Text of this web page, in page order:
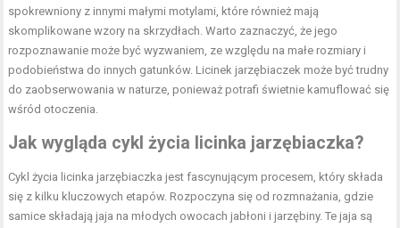
spokrewniony z innymi małymi motylami, które również mają
skomplikowane wzory na skrzydłach. Warto zaznaczyć, że jego
rozpoznawanie może być wyzwaniem, ze względu na małe rozmiary i
podobieństwa do innych gatunków. Licinek jarzębiaczek może być trudny
do zaobserwowania w naturze, ponieważ potrafi świetnie kamuflować się
wśród otoczenia.
Jak wygląda cykl życia licinka jarzębiaczka?
Cykl życia licinka jarzębiaczka jest fascynującym procesem, który składa
się z kilku kluczowych etapów. Rozpoczyna się od rozmnażania, gdzie
samice składają jaja na młodych owocach jabłoni i jarzębiny. Te jaja są